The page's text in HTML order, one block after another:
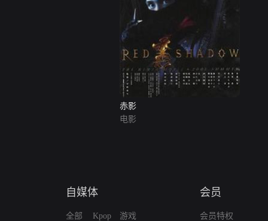
赤影
电影
自媒体
全部
Kpop
游戏
会员
会员特权